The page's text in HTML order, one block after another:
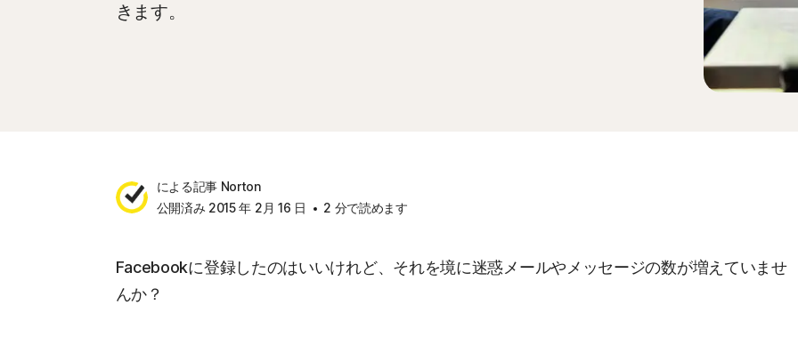
きます。
による記事 Norton
公開済み 2015 年 2月 16 日
2 分で読めます
Facebookに登録したのはいいけれど、それを境に迷惑メールやメッセージの数が増えていませ
んか？